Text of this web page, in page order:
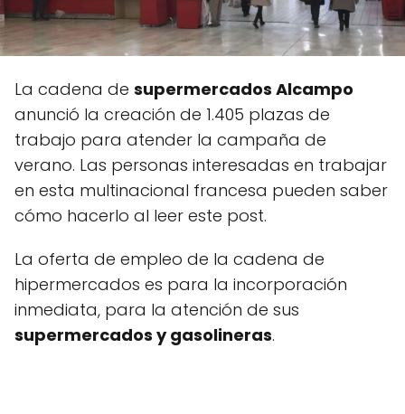
La cadena de supermercados Alcampo
anunció la creación de 1.405 plazas de
trabajo para atender la campaña de
verano. Las personas interesadas en trabajar
en esta multinacional francesa pueden saber
cómo hacerlo al leer este post.
La oferta de empleo de la cadena de
hipermercados es para la incorporación
inmediata, para la atención de sus
supermercados y gasolineras.